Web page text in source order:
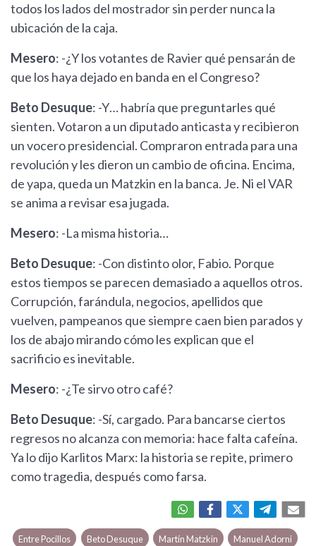
todos los lados del mostrador sin perder nunca la
ubicación de la caja.
Mesero: -¿Y los votantes de Ravier qué pensarán de
que los haya dejado en banda en el Congreso?
Beto Desuque: -Y… habría que preguntarles qué
sienten. Votaron a un diputado anticasta y recibieron
un vocero presidencial. Compraron entrada para una
revolución y les dieron un cambio de oficina. Encima,
de yapa, queda un Matzkin en la banca. Je. Ni el VAR
se anima a revisar esa jugada.
Mesero: -La misma historia…
Beto Desuque: -Con distinto olor, Fabio. Porque
estos tiempos se parecen demasiado a aquellos otros.
Corrupción, farándula, negocios, apellidos que
vuelven, pampeanos que siempre caen bien parados y
los de abajo mirando cómo les explican que el
sacrificio es inevitable.
Mesero: -¿Te sirvo otro café?
Beto Desuque: -Sí, cargado. Para bancarse ciertos
regresos no alcanza con memoria: hace falta cafeína.
Ya lo dijo Karlitos Marx: la historia se repite, primero
como tragedia, después como farsa.
Entre Pocillos Beto Desuque Martín Matzkin
Manuel Adorni